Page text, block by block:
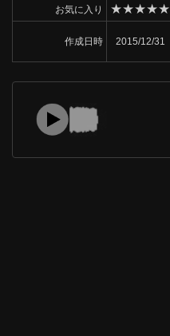
お気に入り ★★★★★
作成日時 2015/12/31